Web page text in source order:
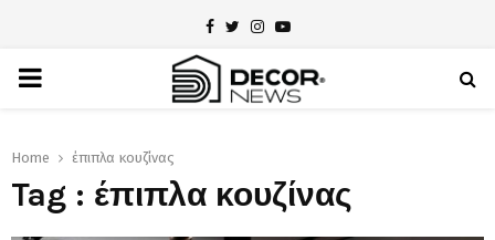
Facebook
TwitterInstagram
Youtube
PRIMARY
Home έπιπλα κουζίνας
Tag : έπιπλα κουζίνας